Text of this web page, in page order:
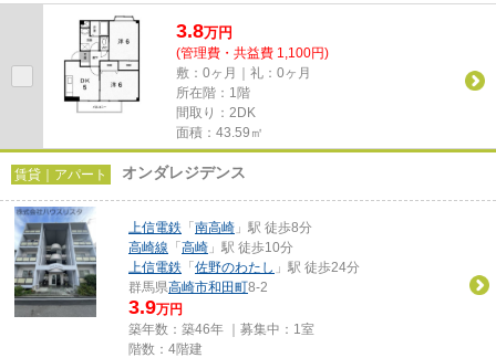
3.8万円
(管理費・共益費 1,100円)
敷：0ヶ月｜礼：0ヶ月
所在階：1階
間取り：2DK
面積：43.59㎡
賃貸｜アパート オンダレジデンス
上信電鉄 「 南高崎 」駅 徒歩8分
高崎線 「 高崎 」駅 徒歩10分
上信電鉄 「 佐野のわたし 」駅 徒歩24分
群馬県高崎市和田町8-2
3.9万円
築年数：築46年 ｜募集中： 1室
階数：4階建